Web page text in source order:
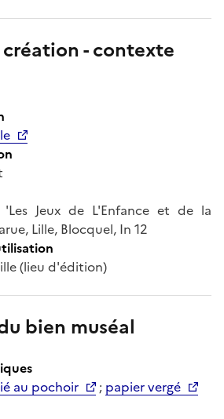
- contexte
Jeux de L'Enfance et de la
Lille, Blocquel, In 12
(lieu d'édition)
bien muséal
au pochoir ; papier vergé